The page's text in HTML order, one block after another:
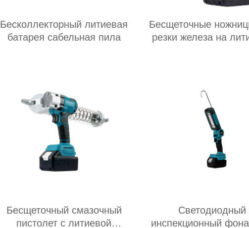
Бесколлекторный литиевая
батарея сабельная пила
Бесщеточные
резки железа на
Бесщеточный смазочный
пистолет с литиевой
Светодиодный
инспекционный